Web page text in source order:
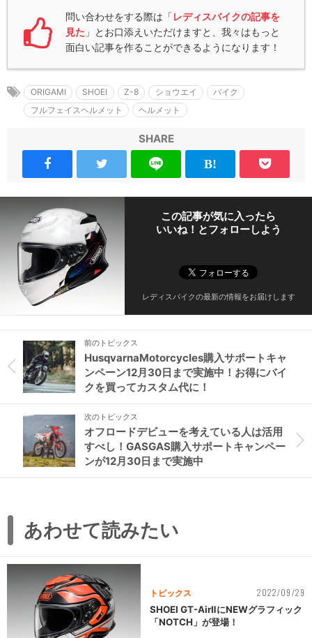
問い合わせをする際は「 レディスバイクの記事を
見た 」とお口添えいただけますと、我々はもっと
面白い記事を作ることができるようになります！
ORIGAMI SHOEI Z-8 ショウエイ
バイク
フルフェイスヘルメット
ヘルメット
SHARE
この記事が気に入ったら
いいね！とフォローしよう
レディスバイクの最新の情報をお届けします
前のトピックス
HusqvarnaMotorcycles購入サポートキャ
ンペーン12月30日まで実施中！お得にバイ
クを買ってカスタム代に！
次のトピックス
オフロードデビューを考えている人は活用
すべし！GASGAS購入サポートキャンペー
ンが12月30日まで実施中
あわせて読みたい
トピックス 2022/09/29
SHOEI GT-AirⅡにNEWグラフィック
「NOTCH」が登場！